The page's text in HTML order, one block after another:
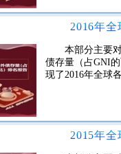
本部分主要
债存量（占GNI
现了2016年全球